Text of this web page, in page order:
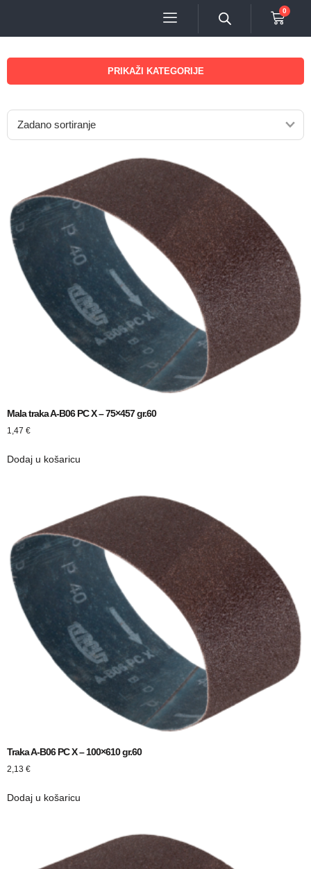
0
PRIKAŽI KATEGORIJE
Mala traka A-B06 PC X – 75×457 gr.60
1,47 €
Dodaj u košaricu
Traka A-B06 PC X – 100×610 gr.60
2,13 €
Dodaj u košaricu